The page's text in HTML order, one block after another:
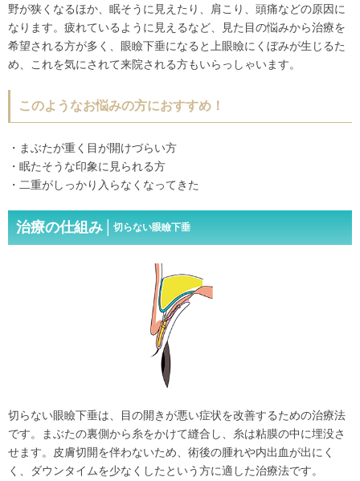
野が狭くなるほか、眠そうに見えたり、肩こり、頭痛などの原因に
なります。疲れているように見えるなど、見た目の悩みから治療を
希望される方が多く、眼瞼下垂になると上眼瞼にくぼみが生じるた
め、これを気にされて来院される方もいらっしゃいます。
このようなお悩みの方におすすめ！
・まぶたが重く目が開けづらい方
・眠たそうな印象に見られる方
・二重がしっかり入らなくなってきた
治療の仕組み│ 切らない眼瞼下垂
切らない眼瞼下垂は、目の開きが悪い症状を改善するための治療法
です。まぶたの裏側から糸をかけて縫合し、糸は粘膜の中に埋没さ
せます。皮膚切開を伴わないため、術後の腫れや内出血が出にく
く、ダウンタイムを少なくしたという方に適した治療法です。